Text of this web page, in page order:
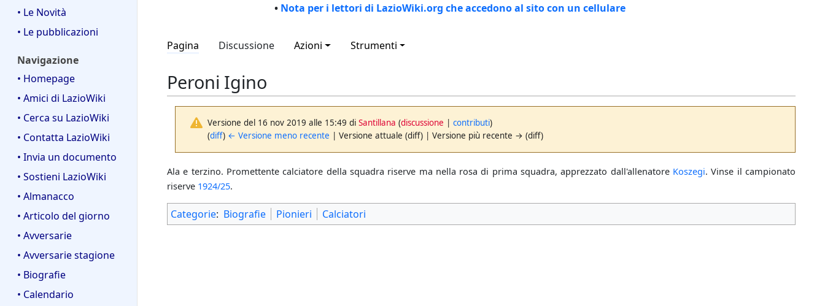
• Le Novità
• Le pubblicazioni
Navigazione
• Homepage
• Amici di LazioWiki
• Cerca su LazioWiki
• Contatta LazioWiki
• Invia un documento
• Sostieni LazioWiki
• Almanacco
• Articolo del giorno
• Avversarie
• Avversarie stagione
• Biografie
• Calendario
• Nota per i lettori di LazioWiki.org che accedono al sito con un cellulare
Pagina Discussione Azioni Strumenti
Peroni Igino
Versione del 16 nov 2019 alle 15:49 diSantillana (discussione |contributi)
(diff) ← Versione meno recente | Versione attuale (diff) | Versione più recente → (diff)
Ala e terzino. Promettente calciatore della squadra riserve ma nella rosa di prima squadra, apprezzato dall'allenatore Koszegi. Vinse il campionato
riserve 1924/25.
Categorie: Biografie Pionieri Calciatori